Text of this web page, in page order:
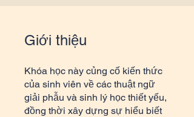
Giới thiệu
Khóa học này củng cố kiến thức
của sinh viên về các thuật ngữ
giải phẫu và sinh lý học thiết yếu,
đồng thời xây dựng sự hiểu biết